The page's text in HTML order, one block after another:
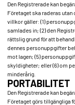
Den Registrerade kan
Företaget ska raderas
villkor gäller: (1)
samlades in; (2) den
rättslig grund för att
dennes personuppgifter
mot lagen; (5)
skyldigheter; eller (6) om
minderårig.
PORTABILITET
Den Registrerade kan
Företaget görs tillgängliga